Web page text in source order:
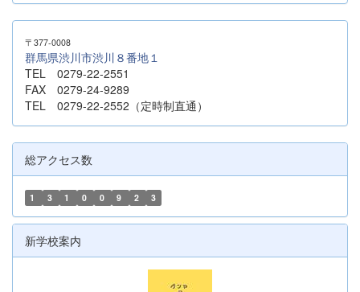
〒377-0008
群馬県渋川市渋川８番地１
TEL 0279-22-2551
FAX 0279-24-9289
TEL 0279-22-2552（定時制直通）
総アクセス数
1 3 1 0 0 9 2 3
新学校案内